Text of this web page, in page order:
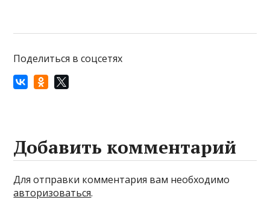
Поделиться в соцсетях
Добавить комментарий
Для отправки комментария вам необходимо
авторизоваться.